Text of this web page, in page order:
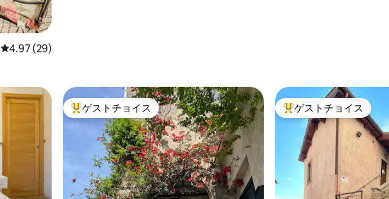
レビュー29件、5つ星中4.97つ星の平均評価
4.97 (29)
大好評のゲストチョイスです。
ゲストチョイス 大好評のゲストチョイ
ゲストチョイス